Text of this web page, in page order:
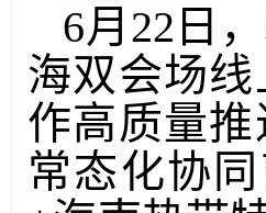
6月22日
海双会场
作高质量
常态化协